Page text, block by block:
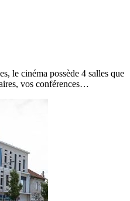
le cinéma possède 4 salles que
vos conférences…